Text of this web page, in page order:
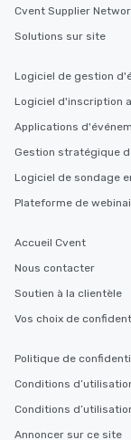
Cvent Supplier
Solutions sur site
Logiciel de gestion
Logiciel d'inscription
Applications
Gestion stratégique
Logiciel de sondage
Plateforme de
Accueil Cvent
Nous contacter
Soutien à la clientèle
Vos choix de
Politique de
Conditions
Conditions
Annoncer sur ce site